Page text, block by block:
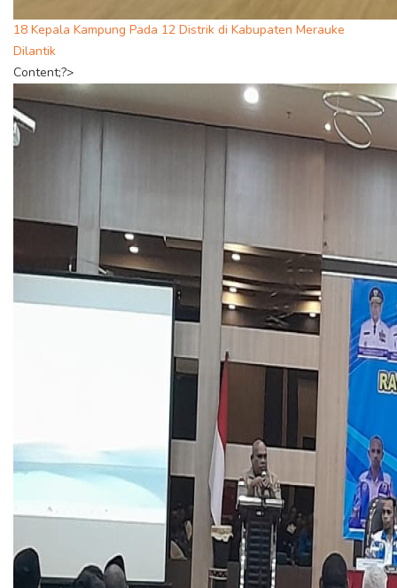
18 Kepala Kampung Pada 12 Distrik di Kabupaten Merauke
Dilantik
Content;?>